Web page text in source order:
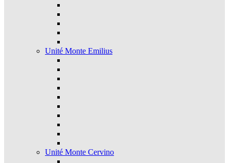
Unité Monte Emilius
Unité Monte Cervino